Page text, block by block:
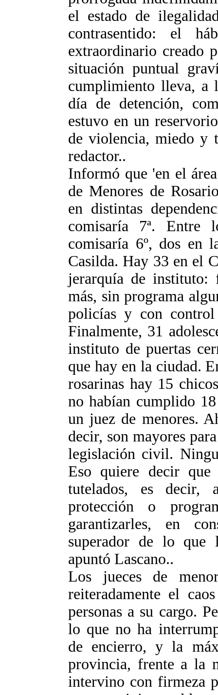
el estado de
contrasentido: el
extraordinario creado
situación puntual
cumplimiento lleva, a
día de detención,
estuvo en un
de violencia, miedo y
redactor..
Informó que 'en el
de Menores de
en distintas
comisaría 7ª. Entre
comisaría 6º, dos en
Casilda. Hay 33 en el
jerarquía de instituto:
más, sin programa
policías y con
Finalmente, 31
instituto de puertas
que hay en la ciudad.
rosarinas hay 15
no habían cumplido
un juez de menores.
decir, son mayores
legislación civil.
Eso quiere decir
tutelados, es decir,
protección o
garantizarles, en
superador de lo que
apuntó Lascano..
Los jueces de
reiteradamente el
personas a su cargo.
lo que no ha
de encierro, y la
provincia, frente a la
intervino con firmeza